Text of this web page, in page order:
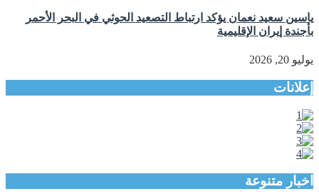
ياسين سعيد نعمان يؤكد ارتباط التصعيد الحوثي في البحر الأحمر
بأجندة إيران الإقليمية
يوليو 20, 2026
إعلانات
اخبار متنوعة